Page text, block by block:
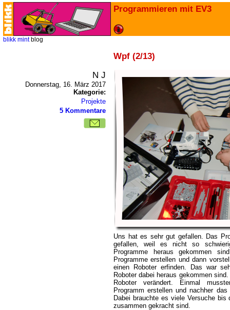
Programmieren mit EV3
blikk mint blog
Wpf (2/13)
N J
Donnerstag, 16. März 2017
Kategorie:
Projekte
5 Kommentare
Uns hat es sehr gut gefallen. Das
gefallen, weil es nicht so
Programme heraus gekommen
Programme erstellen und dann
einen Roboter erfinden. Das war
Roboter dabei heraus gekommen
Roboter verändert. Einmal
Programm erstellen und nachher
Dabei brauchte es viele Versuche
zusammen gekracht sind.